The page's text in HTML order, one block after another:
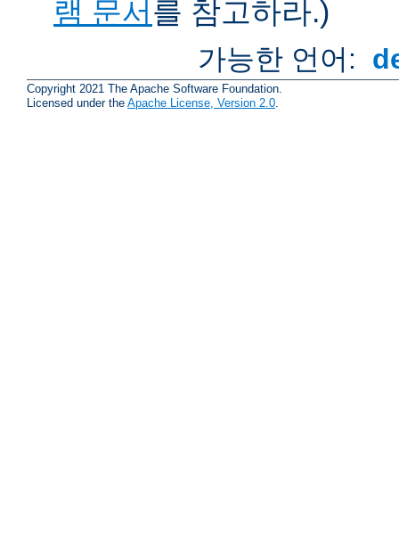
램 문서를 참고하라.)
가능한 언어:
Copyright 2021 The Apache Software Foundation.
Licensed under the Apache License, Version 2.0.